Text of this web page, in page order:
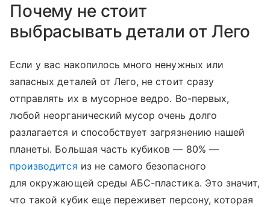
Почему не стоит
выбрасывать детали от Лего
Если у вас накопилось много ненужных или
запасных деталей от Лего, не стоит сразу
отправлять их в мусорное ведро. Во-первых,
любой неорганический мусор очень долго
разлагается и способствует загрязнению нашей
планеты. Большая часть кубиков — 80% —
производится из не самого безопасного
для окружающей среды АБС-пластика. Это значит,
что такой кубик еще переживет персону, которая